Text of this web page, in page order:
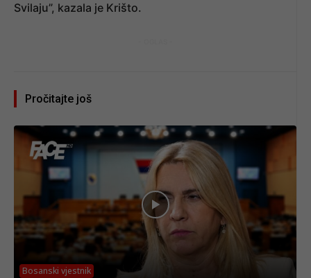
Svilaju”, kazala je Krišto.
Pročitajte još
Bosanski vjestnik